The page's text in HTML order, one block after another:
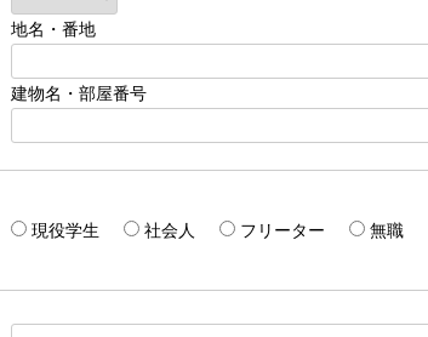
地名・番地
建物名・部屋番号
現役学生 社会人 フリーター 無職